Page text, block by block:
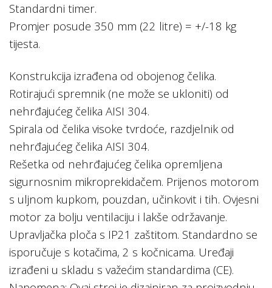
Standardni timer.
Promjer posude 350 mm (22 litre) = +/-18 kg
tijesta.
Konstrukcija izrađena od obojenog čelika.
Rotirajući spremnik (ne može se ukloniti) od
nehrđajućeg čelika AISI 304.
Spirala od čelika visoke tvrdoće, razdjelnik od
nehrđajućeg čelika AISI 304.
Rešetka od nehrđajućeg čelika opremljena
sigurnosnim mikroprekidačem. Prijenos motorom
s uljnom kupkom, pouzdan, učinkovit i tih. Ovjesni
motor za bolju ventilaciju i lakše održavanje.
Upravljačka ploča s IP21 zaštitom. Standardno se
isporučuje s kotačima, 2 s kočnicama. Uređaji
izrađeni u skladu s važećim standardima (CE).